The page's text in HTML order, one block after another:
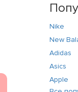
Nike
New
Adidas
Asics
Apple